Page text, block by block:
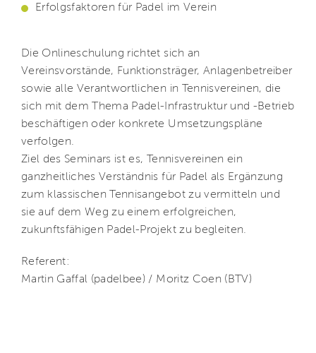
Erfolgsfaktoren für Padel im Verein
Die Onlineschulung richtet sich an
Vereinsvorstände, Funktionsträger, Anlagenbetreiber
sowie alle Verantwortlichen in Tennisvereinen, die
sich mit dem Thema Padel-Infrastruktur und -Betrieb
beschäftigen oder konkrete Umsetzungspläne
verfolgen.
Ziel des Seminars ist es, Tennisvereinen ein
ganzheitliches Verständnis für Padel als Ergänzung
zum klassischen Tennisangebot zu vermitteln und
sie auf dem Weg zu einem erfolgreichen,
zukunftsfähigen Padel-Projekt zu begleiten.
Referent:
Martin Gaffal (padelbee) / Moritz Coen (BTV)